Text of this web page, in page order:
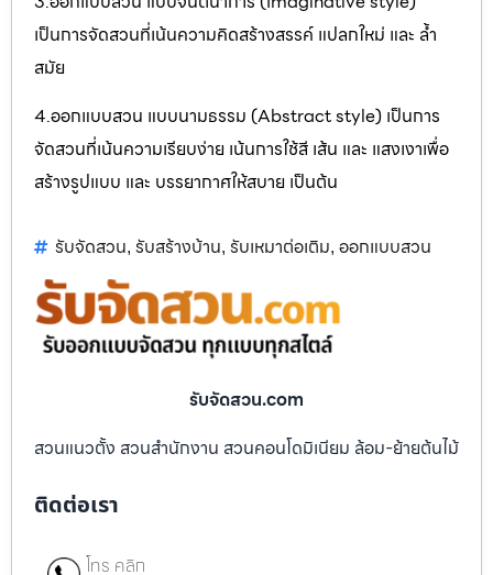
เป็นการจัดสวนที่เน้นความคิดสร้างสรรค์ แปลกใหม่ และ ล้ำ
สมัย
4.ออกแบบสวน แบบนามธรรม (Abstract style) เป็นการ
จัดสวนที่เน้นความเรียบง่าย เน้นการใช้สี เส้น และ แสงเงาเพื่อ
สร้างรูปแบบ และ บรรยากาศให้สบาย เป็นต้น
รับจัดสวน, รับสร้างบ้าน, รับเหมาต่อเติม, ออกแบบสวน
รับจัดสวน.com
สวนแนวตั้ง สวนสำนักงาน สวนคอนโดมิเนียม ล้อม-ย้ายต้นไม้
ติดต่อเรา
โทร คลิก